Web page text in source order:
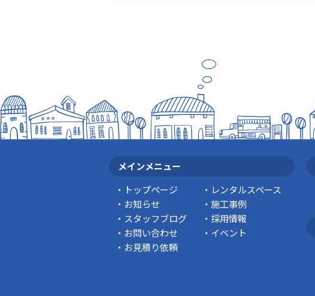
メインメニュー
トップページ
レンタルスペース
お知らせ
施工事例
スタッフブログ
採用情報
お問い合わせ
イベント
お見積り依頼